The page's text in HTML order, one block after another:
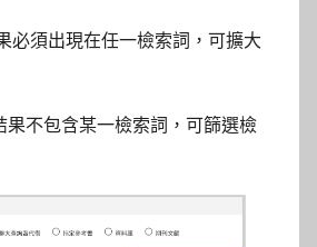
須出現在任一檢索詞，可擴大
不包含某一檢索詞，可篩選檢